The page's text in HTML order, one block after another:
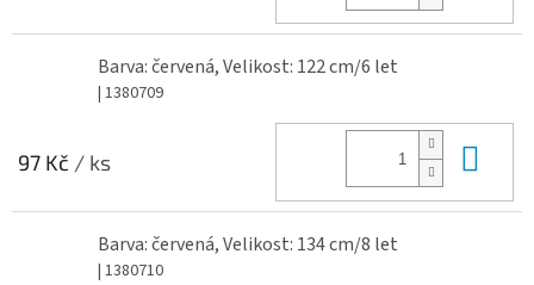
Barva: červená, Velikost: 122 cm/6 let
| 1380709
97 Kč / ks
Barva: červená, Velikost: 134 cm/8 let
| 1380710